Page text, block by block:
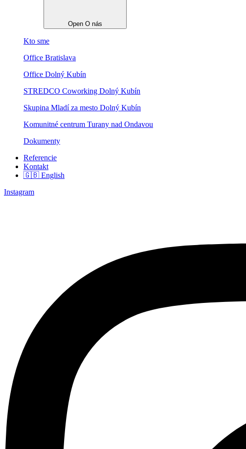
Open O nás
Kto sme
Office Bratislava
Office Dolný Kubín
STREDCO Coworking Dolný Kubín
Skupina Mladí za mesto Dolný Kubín
Komunitné centrum Turany nad Ondavou
Dokumenty
Referencie
Kontakt
🇬🇧 English
Instagram